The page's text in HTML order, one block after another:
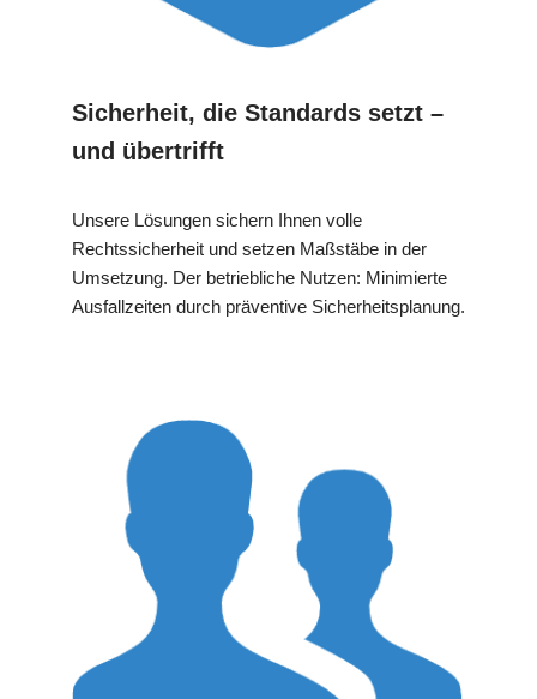
Sicherheit, die Standards setzt –
und übertrifft
Unsere Lösungen sichern Ihnen volle
Rechtssicherheit und setzen Maßstäbe in der
Umsetzung. Der betriebliche Nutzen: Minimierte
Ausfallzeiten durch präventive Sicherheitsplanung.